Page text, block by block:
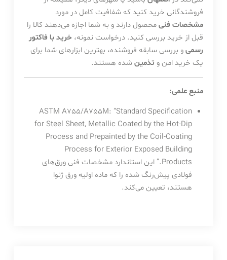
فروشندگانی خرید کنید که شفافیت کامل در مورد
مشخصات فنیمحصول دارند و به شما اجازه می‌دهند کالا را
قبل از خرید بررسی کنید. درخواست نمونه، خرید با فاکتور
رسمیو بررسی سابقه فروشنده، بهترین ابزارهای شما برای
یک خرید امن و تذمینشده هستند.
منبع علمی:
ASTM A755/A755M: “Standard Specification
for Steel Sheet, Metallic Coated by the Hot-Dip
Process and Prepainted by the Coil-Coating
Process for Exterior Exposed Building
Products.” این استاندارد مشخصات فنی ورق‌های
فولادی پیش‌رنگ شده را که ماده اولیه ورق ژنوا
هستند، تعیین می‌کند.